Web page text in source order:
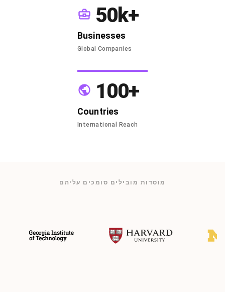
50k+
Businesses
Global Companies
100+
Countries
International Reach
מוסדות מובילים סומכים עליהם